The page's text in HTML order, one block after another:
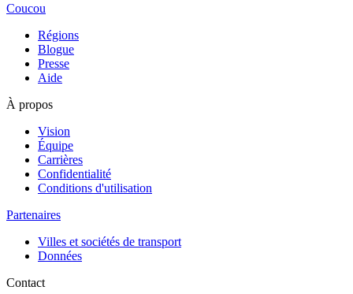
Coucou
Régions
Blogue
Presse
Aide
À propos
Vision
Équipe
Carrières
Confidentialité
Conditions d'utilisation
Partenaires
Villes et sociétés de transport
Données
Contact